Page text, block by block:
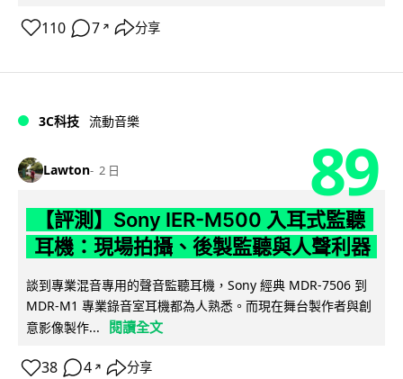
110 7 ↗ 分享
3C科技 流動音樂
Lawton 2 日 89
【評測】Sony IER-M500 入耳式監聽
耳機：現場拍攝、後製監聽與人聲利器
談到專業混音專用的聲音監聽耳機，Sony 經典 MDR-7506 到
MDR-M1 專業錄音室耳機都為人熟悉。而現在舞台製作者與創
意影像製作...
閱讀全文
38 4 ↗ 分享